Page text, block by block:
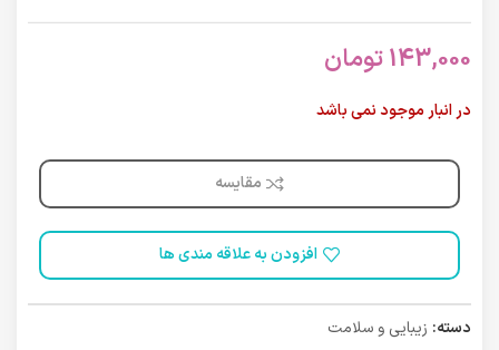
143,000تومان
در انبار موجود نمی باشد
مقایسه
افزودن به علاقه مندی ها
دسته: زیبایی و سلامت